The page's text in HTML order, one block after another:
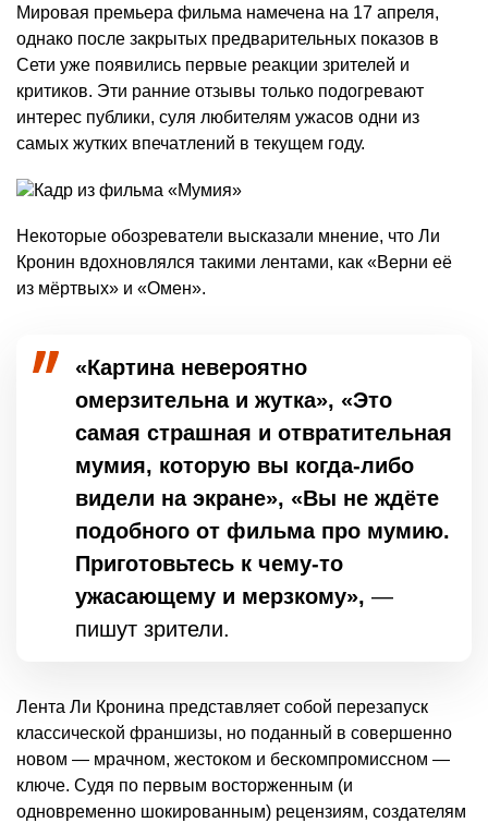
Мировая премьера фильма намечена на 17 апреля,
однако после закрытых предварительных показов в
Сети уже появились первые реакции зрителей и
критиков. Эти ранние отзывы только подогревают
интерес публики, суля любителям ужасов одни из
самых жутких впечатлений в текущем году.
Некоторые обозреватели высказали мнение, что Ли
Кронин вдохновлялся такими лентами, как «Верни её
из мёртвых» и «Омен».
«Картина невероятно
омерзительна и жутка», «Это
самая страшная и отвратительная
мумия, которую вы когда-либо
видели на экране», «Вы не ждёте
подобного от фильма про мумию.
Приготовьтесь к чему-то
ужасающему и мерзкому», —
пишут зрители.
Лента Ли Кронина представляет собой перезапуск
классической франшизы, но поданный в совершенно
новом — мрачном, жестоком и бескомпромиссном —
ключе. Судя по первым восторженным (и
одновременно шокированным) рецензиям, создателям